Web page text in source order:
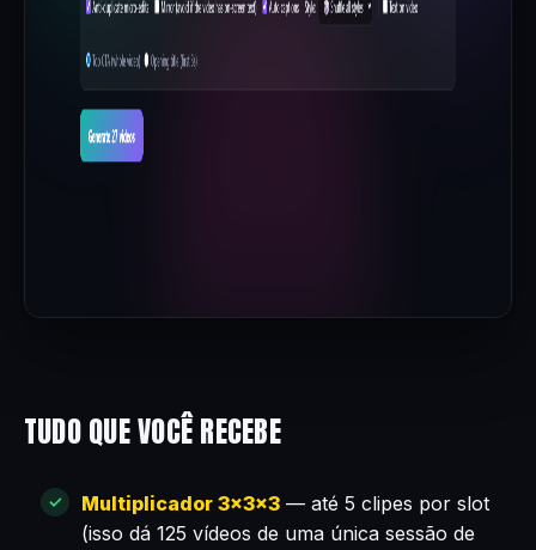
TUDO QUE VOCÊ RECEBE
Multiplicador 3×3×3 — até 5 clipes por slot
(isso dá 125 vídeos de uma única sessão de